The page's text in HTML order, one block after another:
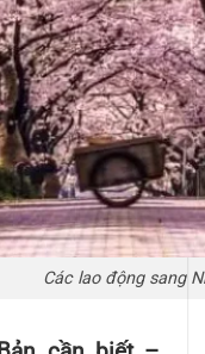
Các lao động sang